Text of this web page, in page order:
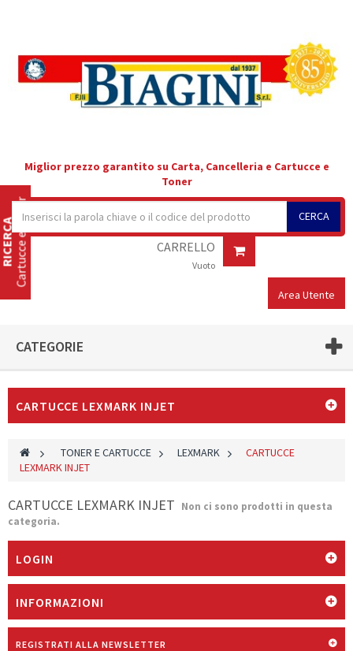
Miglior prezzo garantito su Carta, Cancelleria e Cartucce e
Toner
CERCA
CARRELLO
Vuoto
Area Utente
CATEGORIE
CARTUCCE LEXMARK INJET
> TONER E CARTUCCE > LEXMARK >
CARTUCCE
LEXMARK INJET
CARTUCCE LEXMARK INJET Non ci sono prodotti in questa
categoria.
LOGIN
INFORMAZIONI
REGISTRATI ALLA NEWSLETTER
Cartucce e Toner